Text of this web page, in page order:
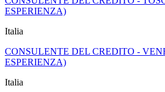
ESPERIENZA)
Italia
CONSULENTE DEL CREDITO -
ESPERIENZA)
Italia